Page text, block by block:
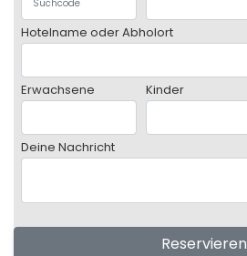
Hotelname oder Abholort
Erwachsene Kinder
Deine Nachricht
Reservieren